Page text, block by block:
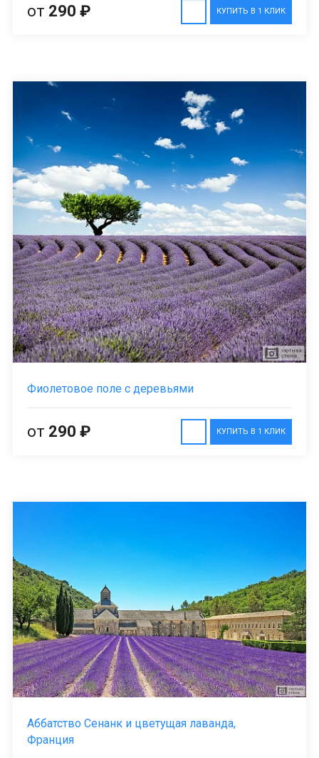
КУПИТЬ В 1 КЛИК
от 290 ₽
Фиолетовое поле с деревьями
КУПИТЬ В 1 КЛИК
от 290 ₽
Аббатство Сенанк и цветущая лаванда,
Франция